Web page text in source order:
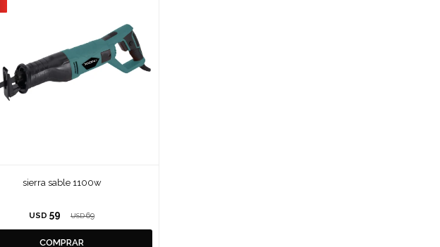
sierra sable 1100w
USD 59 USD 69